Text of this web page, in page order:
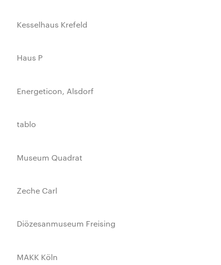
Kesselhaus Krefeld
Haus P
Energeticon, Alsdorf
tablo
Museum Quadrat
Zeche Carl
Diözesanmuseum Freising
MAKK Köln